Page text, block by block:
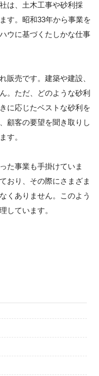
は、土木工事や砂利採
す。昭和33年から事業を
ウに基づくたしかな仕事
販売です。建築や建設、
。ただ、どのような砂利
に応じたベストな砂利を
顧客の要望を聞き取りし
す。
た事業も手掛けていま
おり、その際にさまざま
くありません。このよう
しています。